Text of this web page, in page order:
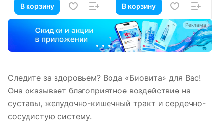
В корзину
Реклама
В корзину
Следите за здоровьем? Вода «Биовита» для Вас!
Она оказывает благоприятное воздействие на
суставы, желудочно-кишечный тракт и сердечно-
сосудистую систему.